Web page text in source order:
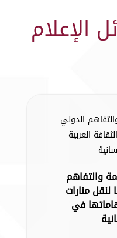
الإعلام
والتفاهم
منارات
في